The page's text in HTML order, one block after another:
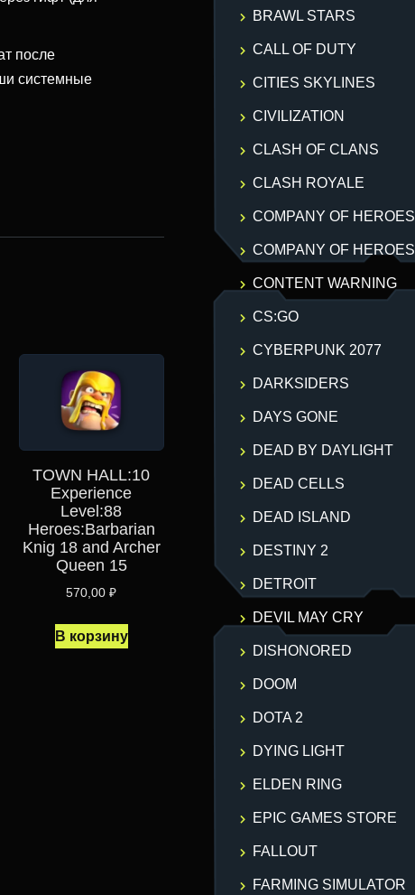
после
системные
TOWN HALL:10
Experience
Level:88
Heroes:Barbarian
Knig 18 and Archer
Queen 15
570,00₽
В корзину
BRAWL STARS
CALL OF DUTY
CITIES SKYLINES
CIVILIZATION
CLASH OF CLANS
CLASH ROYALE
COMPANY OF HEROES
COMPANY OF HEROES
CONTENT WARNING
CS:GO
CYBERPUNK 2077
DARKSIDERS
DAYS GONE
DEAD BY DAYLIGHT
DEAD CELLS
DEAD ISLAND
DESTINY 2
DETROIT
DEVIL MAY CRY
DISHONORED
DOOM
DOTA 2
DYING LIGHT
ELDEN RING
EPIC GAMES STORE
FALLOUT
FARMING SIMULATOR